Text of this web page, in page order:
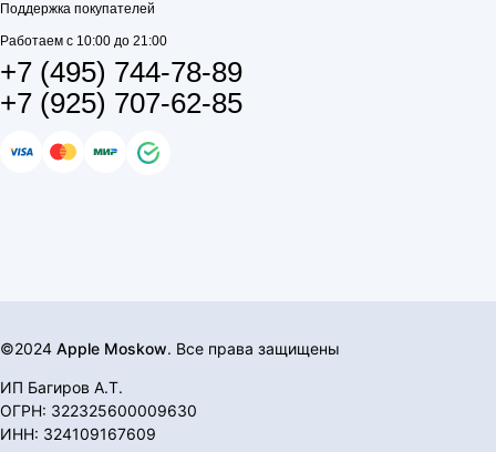
Поддержка покупателей
Работаем с 10:00 до 21:00
+7 (495) 744-78-89
+7 (925) 707-62-85
©2024 Apple Moskow. Все права защищены
ИП Багиров А.Т.
ОГРН: 322325600009630
ИНН: 324109167609